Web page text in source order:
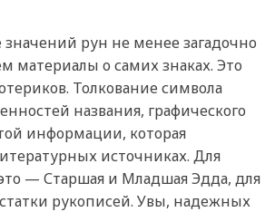
рун не менее загадочно
материалы о самих знаках. Это
Толкование символа
названия, графического
информации, которая
источниках. Для
— Старшая и Младшая Эдда, для
рукописей. Увы, надежных